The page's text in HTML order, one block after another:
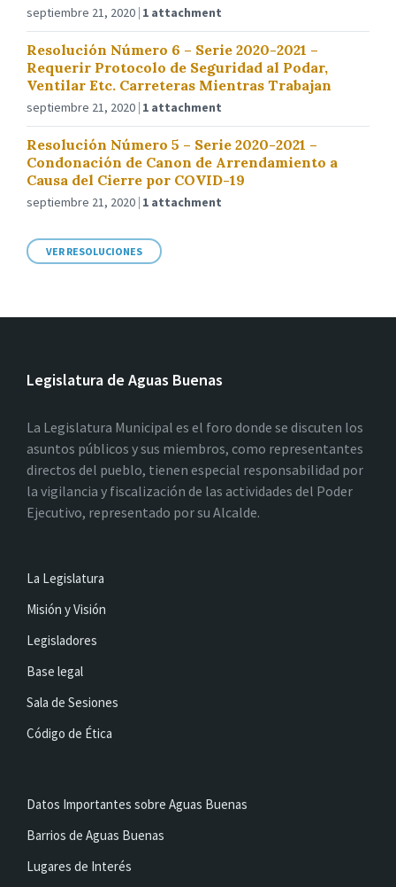
septiembre 21, 2020 1 attachment
Resolución Número 6 – Serie 2020-2021 –
Requerir Protocolo de Seguridad al Podar,
Ventilar Etc. Carreteras Mientras Trabajan
septiembre 21, 2020 1 attachment
Resolución Número 5 – Serie 2020-2021 –
Condonación de Canon de Arrendamiento a
Causa del Cierre por COVID-19
septiembre 21, 2020 1 attachment
VER RESOLUCIONES
Legislatura de Aguas Buenas
La Legislatura Municipal es el foro donde se discuten los
asuntos públicos y sus miembros, como representantes
directos del pueblo, tienen especial responsabilidad por
la vigilancia y fiscalización de las actividades del Poder
Ejecutivo, representado por su Alcalde.
La Legislatura
Misión y Visión
Legisladores
Base legal
Sala de Sesiones
Código de Ética
Datos Importantes sobre Aguas Buenas
Barrios de Aguas Buenas
Lugares de Interés